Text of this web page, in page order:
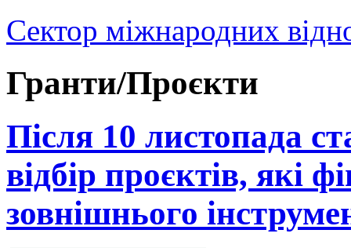
Сектор міжнародних
Гранти/Проєкти
Після 10 листопада
відбір проєктів, які
зовнішнього